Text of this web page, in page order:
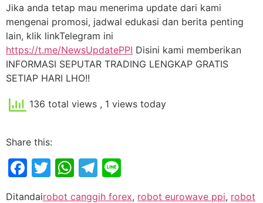
Jika anda tetap mau menerima update dari kami
mengenai promosi, jadwal edukasi dan berita penting
lain, klik linkTelegram ini
https://t.me/NewsUpdatePPI Disini kami memberikan
INFORMASI SEPUTAR TRADING LENGKAP GRATIS
SETIAP HARI LHO!!
136 total views , 1 views today
Share this:
Facebook
Twitter
WhatsApp
Telegram
Ditandairobot canggih forex, robot eurowave ppi, robot